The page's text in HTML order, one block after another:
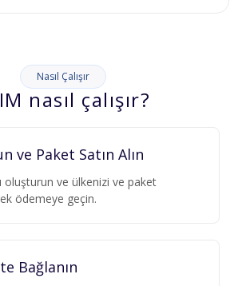
Nasıl Çalışır
nasıl çalışır?
ve Paket Satın Alın
oluşturun ve ülkenizi ve paket
ödemeye geçin.
Bağlanın